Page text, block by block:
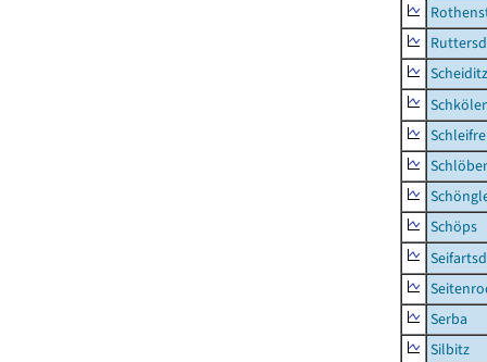
Scheiditz
Schöps
Serba
Silbitz